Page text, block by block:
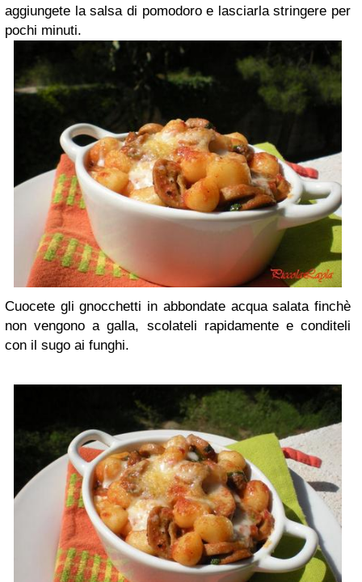
aggiungete la salsa di pomodoro e lasciarla stringere per
pochi minuti.
Cuocete gli gnocchetti in abbondate acqua salata finchè
non vengono a galla, scolateli rapidamente e conditeli
con il sugo ai funghi.